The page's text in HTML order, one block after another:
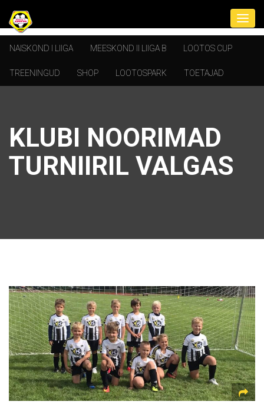
NAISKOND I LIIGA MEESKOND II LIIGA B LOOTOS CUP
TREENINGUD SHOP LOOTOSPARK TOETAJAD
KLUBI NOORIMAD
TURNIIRIL VALGAS